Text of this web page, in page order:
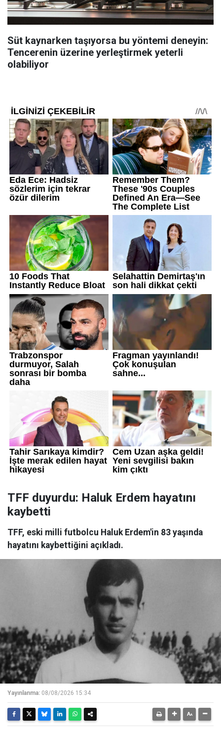
Süt kaynarken taşıyorsa bu yöntemi deneyin:
Tencerenin üzerine yerleştirmek yeterli
olabiliyor
TFF duyurdu: Haluk Erdem hayatını
kaybetti
TFF, eski milli futbolcu Haluk Erdem'in 83 yaşında
hayatını kaybettiğini açıkladı.
Yayınlanma: 08/08/2026 15:34